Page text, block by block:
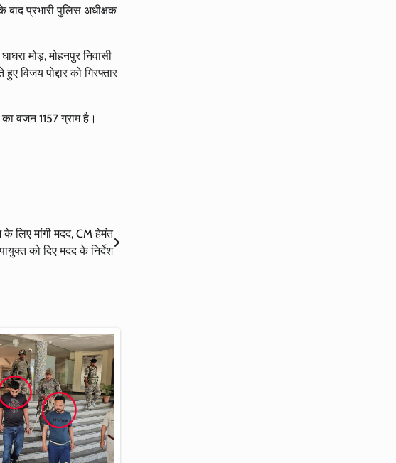
बाद प्रभारी पुलिस अधीक्षक
मोड़, मोहनपुर निवासी
विजय पोद्दार को गिरफ्तार
वजन 1157 ग्राम है।
लिए मांगी मदद, CM हेमंत
को दिए मदद के निर्देश